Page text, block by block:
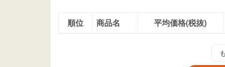
順位 商品名 平均価格(税抜)